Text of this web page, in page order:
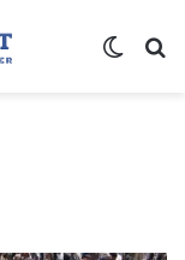
Dış